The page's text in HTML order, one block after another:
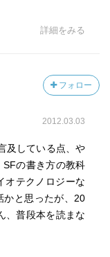
詳細をみる
フォロー
2012.03.03
及している点、や
の書き方の教科
オテクノロジーな
かと思ったが、20
、普段本を読まな